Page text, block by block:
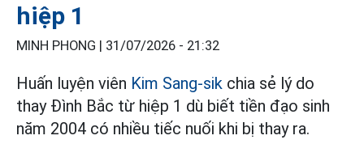
hiệp 1
MINH PHONG | 31/07/2026 - 21:32
Huấn luyện viên Kim Sang-sik chia sẻ lý do
thay Đình Bắc từ hiệp 1 dù biết tiền đạo sinh
năm 2004 có nhiều tiếc nuối khi bị thay ra.